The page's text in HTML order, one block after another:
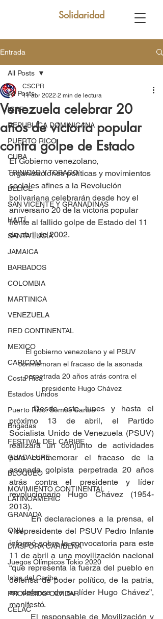
Solidaridad
Entrada
All Posts
ICAP
REPUBLICA DOMINICANA
PUERTO RICO
CUBA
TRINIDAD Y TOBAGO
BELICE
SAN VICENTE Y GRANADINAS
HAITÍ
SANTA LUCÍA
JAMAICA
BARBADOS
COLOMBIA
MARTINICA
VENEZUELA
RED CONTINENTAL
MEXICO
CARICOM
Costa Rica
Estados Unidos
Puerto Rico: Somos Caribe
Brigadas
FESTIVAL DEL CARIBE
GUADALUPE
BLOQUEO
MOVIMIENTO CONTINENTAL
LATINOAMERIC
GRANADA
ONU
DIÁSPORA CARIBEÑA
Juegos Olímpicos Tokio 2020
Islas del Caribe
PROHIBIDO OLVIDAR
CELAC
All Posts
Venezuela celebrar 20
años de victoria popular
contra golpe de Estado
CSCPR
11 abr 2022 2 min de lectura
El Gobierno venezolano,
organizaciones políticas y movimientos
sociales afines a la Revolución
bolivariana celebrarán desde hoy el
aniversario 20 de la victoria popular
frente al fallido golpe de Estado del 11
de abril de 2002.
El gobierno venezolano y el PSUV
conmemoran el fracaso de la asonada
perpetrada 20 años atrás contra el
presidente Hugo Chávez
	Desde este lunes y hasta el
próximo 13 de abril, el Partido
Socialista Unido de Venezuela (PSUV)
realizará un conjunto de actividades
para conmemorar el fracaso de la
asonada golpista perpetrada 20 años
atrás contra el presidente y líder
revolucionario Hugo Chávez (1954-
2013).
	En declaraciones a la prensa, el
vicepresidente del PSUV Pedro Infante
informó sobre la convocatoria para este
11 de abril a una movilización nacional
“que representa la fuerza del pueblo en
defensa de poder político, de la patria,
en defensa de su líder Hugo Chávez”,
manifestó.